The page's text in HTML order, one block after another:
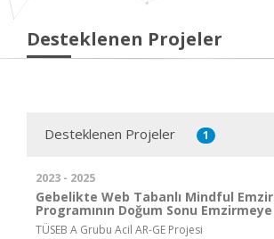
Desteklenen Projeler
Desteklenen Projeler 1
2023 - 2025
Gebelikte Web Tabanlı Mindful
Programının Doğum Sonu
TÜSEB A Grubu Acil AR-GE Projesi